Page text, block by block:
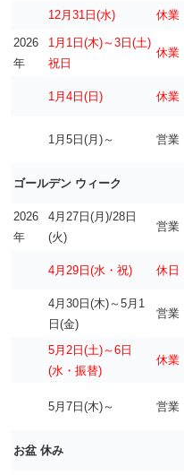
12月31日(水) 休業
2026
年
1月1日(木)～3日(土)
祝日
休業
1月4日(日) 休業
1月5日(月)～ 営業
ゴールデン ウィーク
2026
年
4月27日(月)/28日
(火)
営業
4月29日(水・祝) 休日
4月30日(木)～5月1
日(金)
営業
5月2日(土)～6日
(水 ・振替)
休業
5月7日(木)～ 営業
お盆 休み